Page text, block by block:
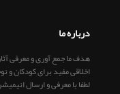
درباره ما
هدف ما جمع آوری و معرفی
اخلاقی مفید برای کودکان و
لطفا با معرفی و ارسال